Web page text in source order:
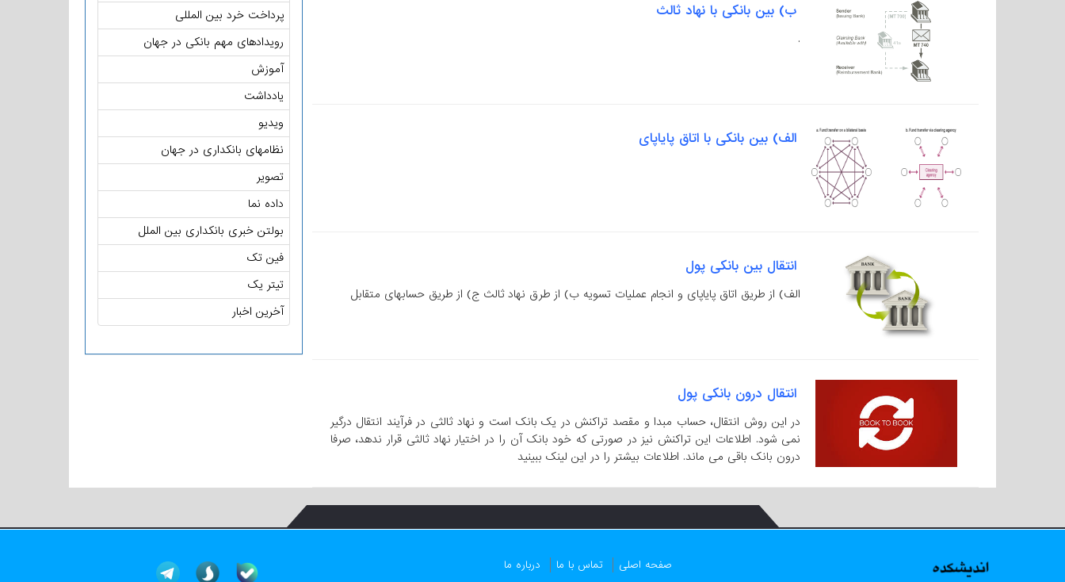
ب) بین بانکی با نهاد ثالث
.
الف) بین بانکی با اتاق پایاپای
انتقال بین بانکی پول
الف) از طریق اتاق پایاپای و انجام عملیات تسویه ب) از طرق نهاد ثالث ج) از طریق حسابهای متقابل
انتقال درون بانکی پول
در این روش انتقال، حساب مبدا و مقصد تراکنش در یک بانک است و نهاد ثالثی در فرآیند انتقال درگیر
نمی شود. اطلاعات این تراکنش نیز در صورتی که خود بانک آن را در اختیار نهاد ثالثی قرار ندهد، صرفا
درون بانک باقی می ماند. اطلاعات بیشتر را در این لینک ببینید
پرداخت خرد بین المللی
رویدادهای مهم بانکی در جهان
آموزش
یادداشت
ویدیو
نظامهای بانکداری در جهان
تصویر
داده نما
بولتن خبری بانکداری بین الملل
فین تک
تیتر یک
آخرین اخبار
صفحه اصلی تماس با ما درباره ما